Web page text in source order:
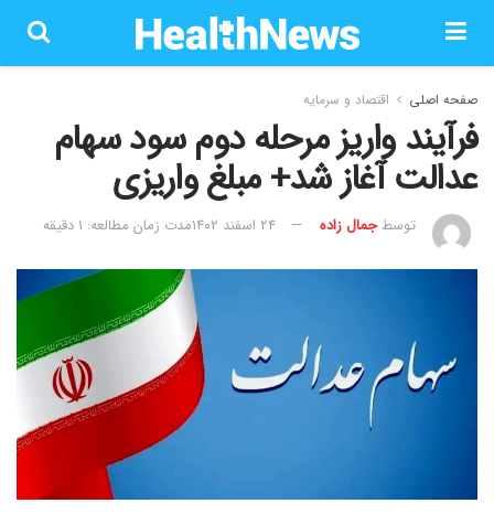
صفحه اصلی اقتصاد و سرمایه
فرآیند واریز مرحله دوم سود سهام
عدالت آغاز شد+ مبلغ واریزی
توسطجمال زاده ۲۴ اسفند ۱۴۰۲ مدت زمان مطالعه: 1 دقیقه